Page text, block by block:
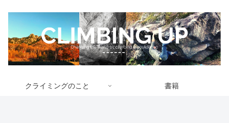
クライミングのこと 書籍